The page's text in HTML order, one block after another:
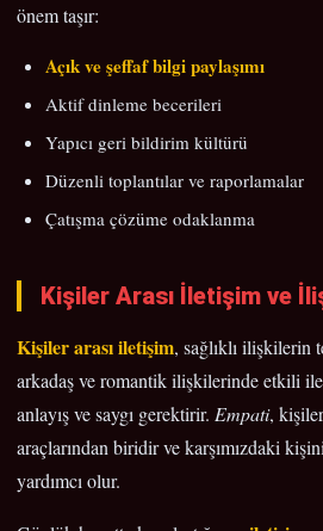
önem taşır:
Açık ve şeffaf bilgi paylaşımı
Aktif dinleme becerileri
Yapıcı geri bildirim kültürü
Düzenli toplantılar ve raporlamalar
Çatışma çözüme odaklanma
Kişiler Arası İletişim ve
Kişiler arası iletişim, sağlıklı ilişkilerin
arkadaş ve romantik ilişkilerinde etkili
anlayış ve saygı gerektirir. Empati,
araçlarından biridir ve karşımızdaki
yardımcı olur.